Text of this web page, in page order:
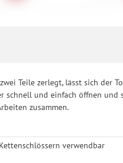
Teile zerlegt, lässt sich der
schnell und einfach öffnen
zusammen.
verwendbar